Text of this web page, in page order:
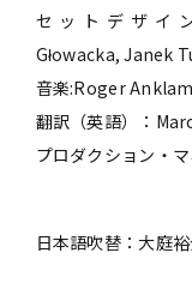
セットデザイン
Głowacka, Janek
音楽:Roger
翻訳（英語）：
プロダクション・
日本語吹替：大庭